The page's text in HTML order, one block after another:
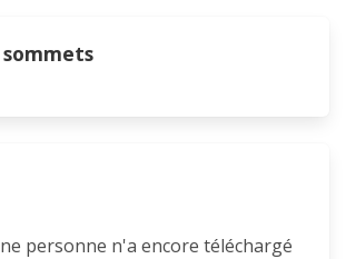
personne n'a encore téléchargé